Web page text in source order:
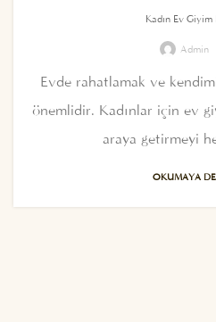
Kadın Ev Giyim
Admin
Evde rahatlamak ve
önemlidir. Kadınlar için ev
araya getirmeyi
OKUMAYA